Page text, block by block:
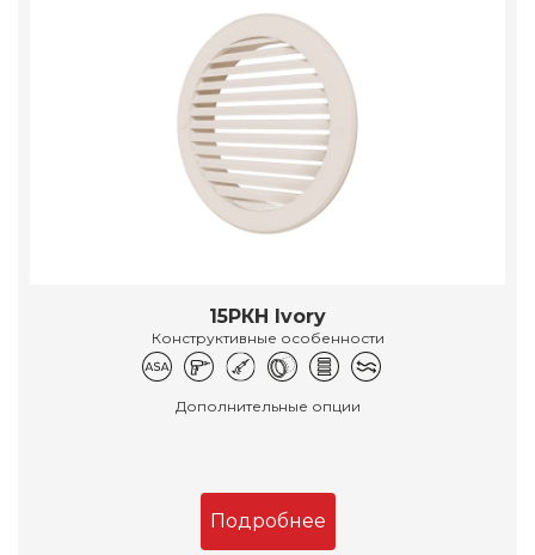
15РКН Ivory
Конструктивные особенности
Дополнительные опции
Подробнее